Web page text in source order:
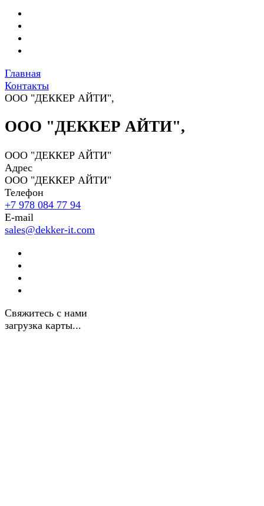
Главная
Контакты
ООО "ДЕККЕР АЙТИ",
ООО "ДЕККЕР АЙТИ",
ООО "ДЕККЕР АЙТИ"
Адрес
ООО "ДЕККЕР АЙТИ"
Телефон
+7 978 084 77 94
E-mail
sales@dekker-it.com
Свяжитесь с нами
загрузка карты...